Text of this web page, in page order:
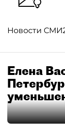
Новости
Елена